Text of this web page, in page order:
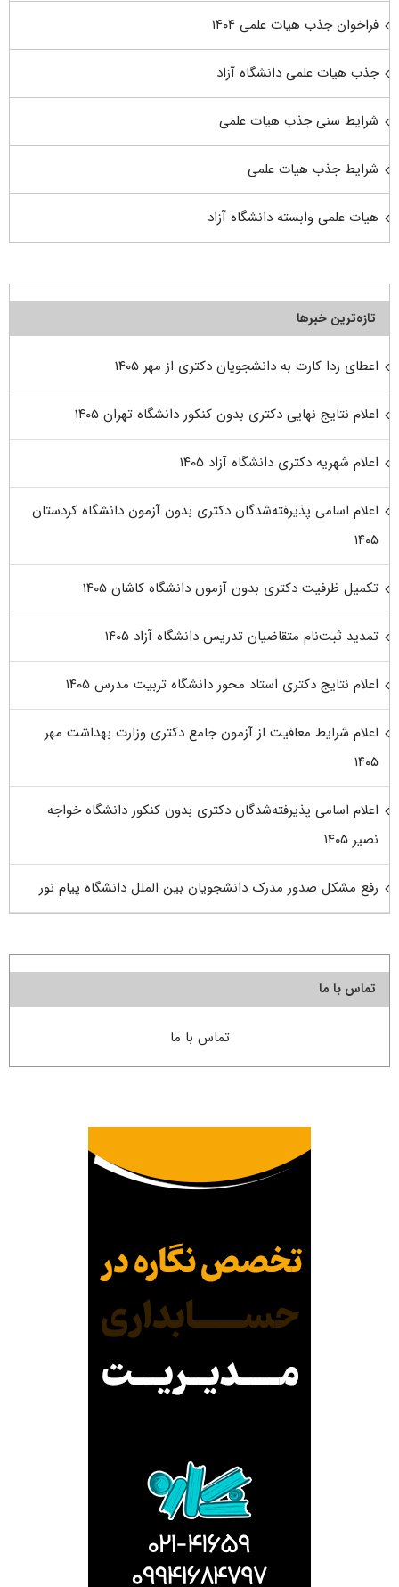
فراخوان جذب هیات علمی ۱۴۰۴
جذب هیات علمی دانشگاه آزاد
شرایط سنی جذب هیات علمی
شرایط جذب هیات علمی
هیات علمی وابسته دانشگاه آزاد
تازه‌ترین خبرها
اعطای ردا کارت به دانشجویان دکتری از مهر ۱۴۰۵
اعلام نتایج نهایی دکتری بدون کنکور دانشگاه تهران ۱۴۰۵
اعلام شهریه دکتری دانشگاه آزاد ۱۴۰۵
اعلام اسامی پذیرفته‌شدگان دکتری بدون آزمون دانشگاه کردستان
۱۴۰۵
تکمیل ظرفیت دکتری بدون آزمون دانشگاه کاشان ۱۴۰۵
تمدید ثبت‌نام متقاضیان تدریس دانشگاه آزاد ۱۴۰۵
اعلام نتایج دکتری استاد محور دانشگاه تربیت مدرس ۱۴۰۵
اعلام شرایط معافیت از آزمون جامع دکتری وزارت بهداشت مهر
۱۴۰۵
اعلام اسامی پذیرفته‌شدگان دکتری بدون کنکور دانشگاه خواجه
نصیر ۱۴۰۵
رفع مشکل صدور مدرک دانشجویان بین الملل دانشگاه پیام نور
تماس با ما
تماس با ما